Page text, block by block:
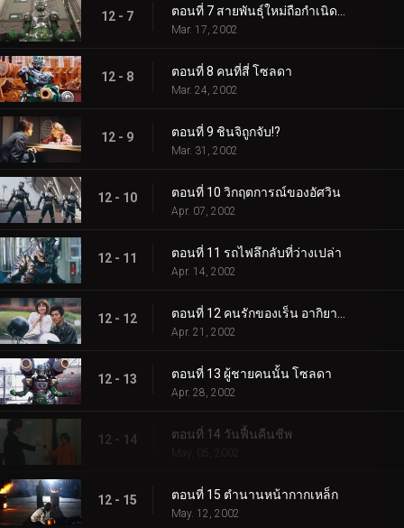
12 - 7
Mar. 17, 2002
12 - 8 ตอนที่ 8 คนที่สี่ โซลดา
Mar. 24, 2002
12 - 9 ตอนที่ 9 ชินจิถูกจับ!?
Mar. 31, 2002
12 - 10 ตอนที่ 10 วิกฤตการณ์ของอัศวิน
Apr. 07, 2002
12 - 11 ตอนที่ 11 รถไฟลึกลับที่ว่างเปล่า
Apr. 14, 2002
12 - 12
Apr. 21, 2002
12 - 13 ตอนที่ 13 ผู้ชายคนนั้น โซลดา
Apr. 28, 2002
12 - 14 ตอนที่ 14 วันฟื้นคืนชีพ
May. 05, 2002
12 - 15 ตอนที่ 15 ตำนานหน้ากากเหล็ก
May. 12, 2002